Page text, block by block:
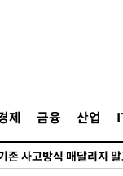
제 금융 산업
태유 서울대 공대 교수
련…80명 식사 대접까
2.3만 개 줄어…실업률
의…북쪽 인바운드·남